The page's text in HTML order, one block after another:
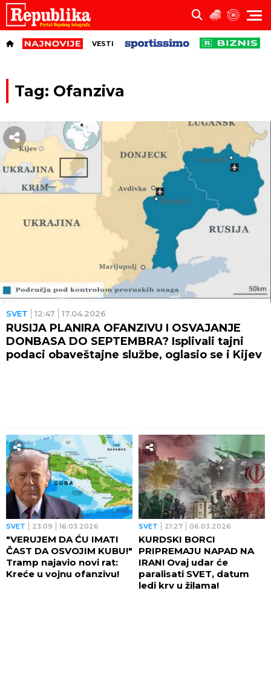
VESTI
Tag: Ofanziva
SVET 12:47 17.04.2026
RUSIJA PLANIRA OFANZIVU I OSVAJANJE
DONBASA DO SEPTEMBRA? Isplivali tajni
podaci obaveštajne službe, oglasio se i Kijev
SVET 23:09 16.03.2026
"VERUJEM DA ĆU IMATI
ČAST DA OSVOJIM KUBU!"
Tramp najavio novi rat:
Kreće u vojnu ofanzivu!
SVET 21:27 06.03.2026
KURDSKI BORCI
PRIPREMAJU NAPAD NA
IRAN! Ovaj udar će
paralisati SVET, datum
ledi krv u žilama!